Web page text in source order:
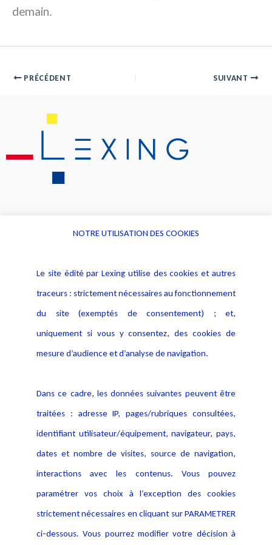
demain.
PRÉCÉDENT SUIVANT
Alerte professionnelle
Déclaration d'accessibilité
Notice Légale
Politique de protection des
données
Publications
NOTRE UTILISATION DES COOKIES
Le site édité par Lexing utilise des cookies et autres
traceurs : strictement nécessaires au fonctionnement
du site (exemptés de consentement) ; et,
uniquement si vous y consentez, des cookies de
mesure d’audience et d’analyse de navigation.
Dans ce cadre, les données suivantes peuvent être
traitées : adresse IP, pages/rubriques consultées,
identifiant utilisateur/équipement, navigateur, pays,
dates et nombre de visites, source de navigation,
interactions avec les contenus. Vous pouvez
paramétrer vos choix à l’exception des cookies
strictement nécessaires en cliquant sur PARAMETRER
ci-dessous. Vous pourrez modifier votre décision à